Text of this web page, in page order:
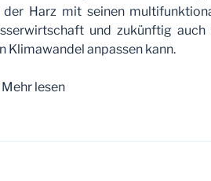
Harz mit seinen
und zukünftig auch
Klimawandel anpassen kann.
Mehr lesen